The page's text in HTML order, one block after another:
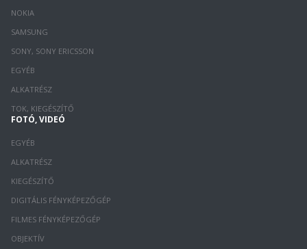
NOKIA
SAMSUNG
SONY, SONY ERICSSON
EGYÉB
ALKATRÉSZ
TOK, KIEGÉSZÍTŐ
FOTÓ, VIDEÓ
EGYÉB
ALKATRÉSZ
KIEGÉSZÍTŐ
DIGITÁLIS FÉNYKÉPEZŐGÉP
FILMES FÉNYKÉPEZŐGÉP
OBJEKTÍV